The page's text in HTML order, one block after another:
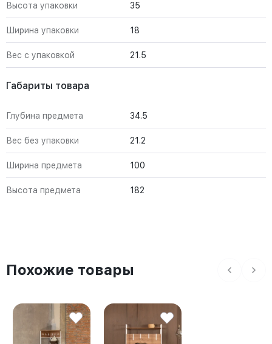
Высота упаковки 35
Ширина упаковки 18
Вес с упаковкой 21.5
Габариты товара
Глубина предмета 34.5
Вес без упаковки 21.2
Ширина предмета 100
Высота предмета 182
Похожие товары